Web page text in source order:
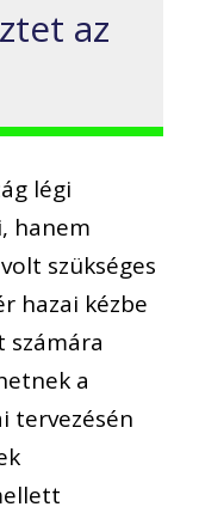
az
légi
hanem
szükséges
hazai kézbe
számára
a
tervezésén